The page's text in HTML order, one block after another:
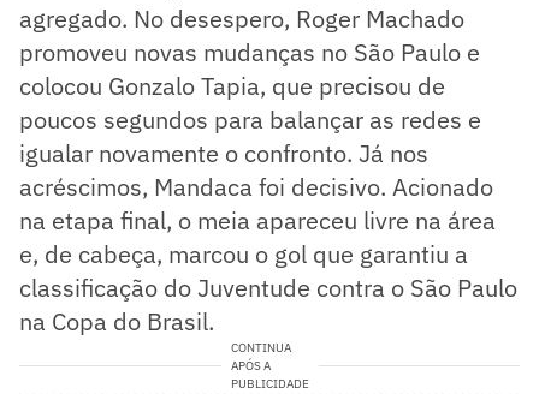
agregado. No desespero, Roger Machado
promoveu novas mudanças no São Paulo e
colocou Gonzalo Tapia, que precisou de
poucos segundos para balançar as redes e
igualar novamente o confronto. Já nos
acréscimos, Mandaca foi decisivo. Acionado
na etapa final, o meia apareceu livre na área
e, de cabeça, marcou o gol que garantiu a
classificação do Juventude contra o São Paulo
na Copa do Brasil.
CONTINUA
APÓS A
PUBLICIDADE